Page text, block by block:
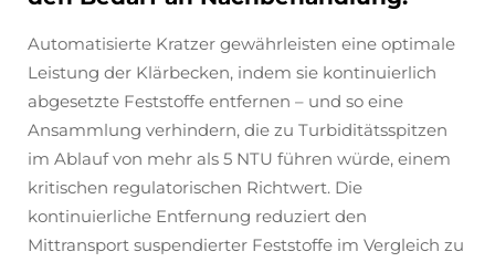
Automatisierte Kratzer gewährleisten eine optimale
Leistung der Klärbecken, indem sie kontinuierlich
abgesetzte Feststoffe entfernen – und so eine
Ansammlung verhindern, die zu Turbiditätsspitzen
im Ablauf von mehr als 5 NTU führen würde, einem
kritischen regulatorischen Richtwert. Die
kontinuierliche Entfernung reduziert den
Mittransport suspendierter Feststoffe im Vergleich zu